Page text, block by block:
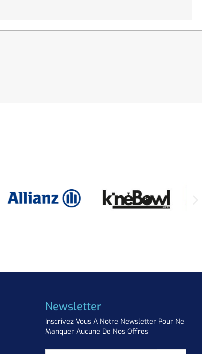
Newsletter
Inscrivez Vous A Notre Newsletter Pour Ne
Manquer Aucune De Nos Offres